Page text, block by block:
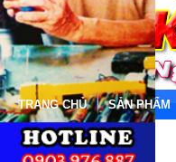
TRANG CHỦ SẢN PHẨM